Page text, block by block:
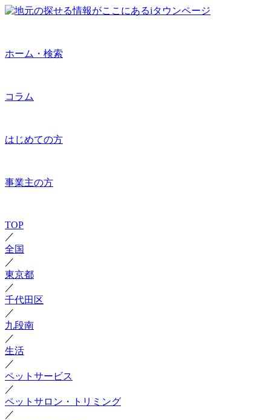
ホーム・検索
コラム
はじめての方
事業主の方
TOP
／
全国
／
東京都
／
千代田区
／
九段南
／
生活
／
ペットサービス
／
ペットサロン・トリミング
／